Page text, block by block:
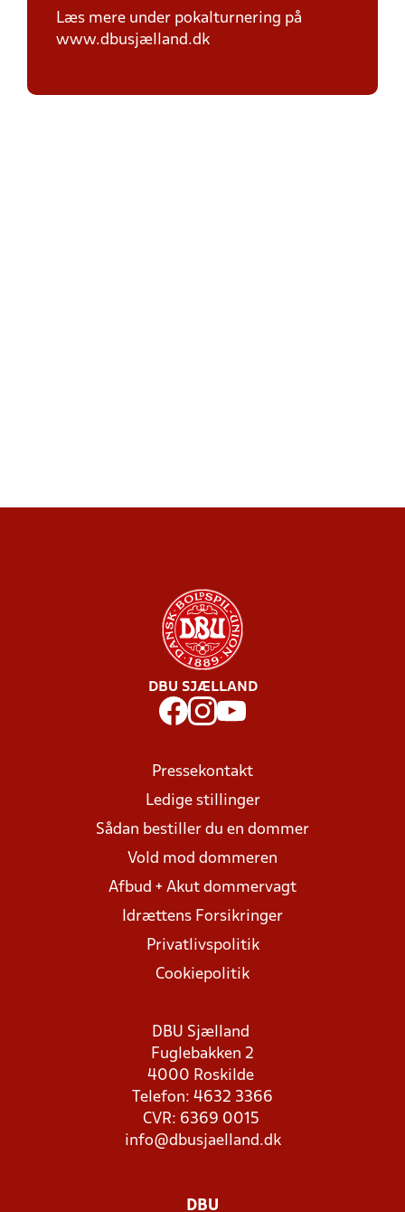
Læs mere under pokalturnering på
www.dbusjælland.dk
DBU SJÆLLAND
Pressekontakt
Ledige stillinger
Sådan bestiller du en dommer
Vold mod dommeren
Afbud + Akut dommervagt
Idrættens Forsikringer
Privatlivspolitik
Cookiepolitik
DBU Sjælland
Fuglebakken 2
4000 Roskilde
Telefon: 4632 3366
CVR: 6369 0015
info@dbusjaelland.dk
DBU